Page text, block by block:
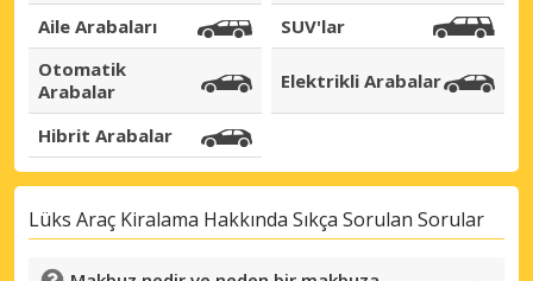
Aile Arabaları
SUV'lar
Otomatik
Arabalar
Elektrikli Arabalar
Hibrit Arabalar
Lüks Araç Kiralama Hakkında Sıkça Sorulan Sorular